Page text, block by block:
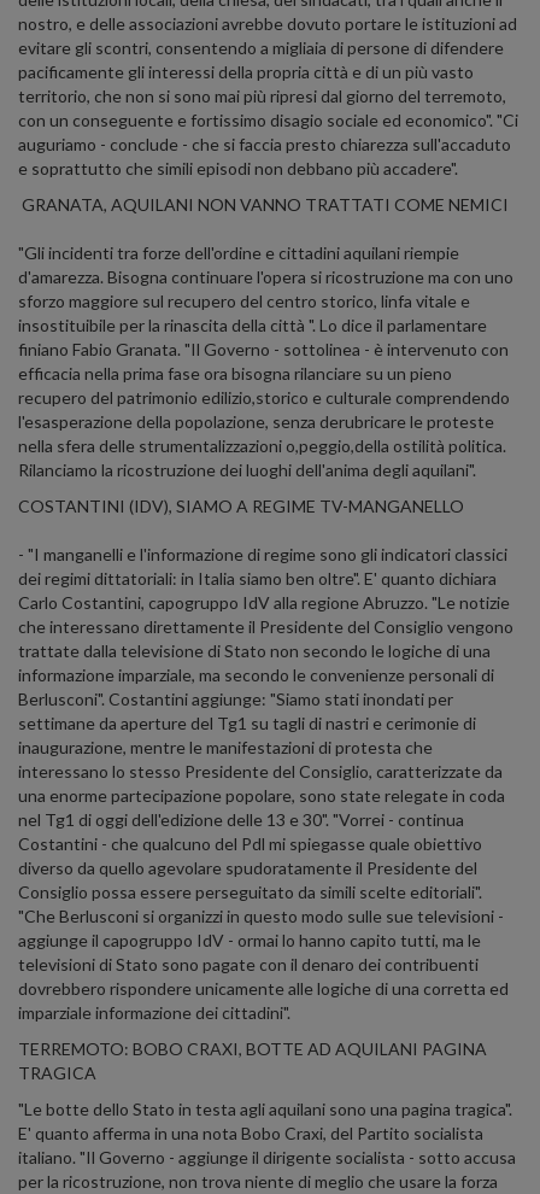
nostro, e delle associazioni avrebbe dovuto portare le istituzioni ad
evitare gli scontri, consentendo a migliaia di persone di difendere
pacificamente gli interessi della propria città e di un più vasto
territorio, che non si sono mai più ripresi dal giorno del terremoto,
con un conseguente e fortissimo disagio sociale ed economico". "Ci
auguriamo - conclude - che si faccia presto chiarezza sull'accaduto
e soprattutto che simili episodi non debbano più accadere".
GRANATA, AQUILANI NON VANNO TRATTATI COME NEMICI
"Gli incidenti tra forze dell'ordine e cittadini aquilani riempie
d'amarezza. Bisogna continuare l'opera si ricostruzione ma con uno
sforzo maggiore sul recupero del centro storico, linfa vitale e
insostituibile per la rinascita della città ". Lo dice il parlamentare
finiano Fabio Granata. "Il Governo - sottolinea - è intervenuto con
efficacia nella prima fase ora bisogna rilanciare su un pieno
recupero del patrimonio edilizio,storico e culturale comprendendo
l'esasperazione della popolazione, senza derubricare le proteste
nella sfera delle strumentalizzazioni o,peggio,della ostilità politica.
Rilanciamo la ricostruzione dei luoghi dell'anima degli aquilani".
COSTANTINI (IDV), SIAMO A REGIME TV-MANGANELLO
- "I manganelli e l'informazione di regime sono gli indicatori classici
dei regimi dittatoriali: in Italia siamo ben oltre". E' quanto dichiara
Carlo Costantini, capogruppo IdV alla regione Abruzzo. "Le notizie
che interessano direttamente il Presidente del Consiglio vengono
trattate dalla televisione di Stato non secondo le logiche di una
informazione imparziale, ma secondo le convenienze personali di
Berlusconi". Costantini aggiunge: "Siamo stati inondati per
settimane da aperture del Tg1 su tagli di nastri e cerimonie di
inaugurazione, mentre le manifestazioni di protesta che
interessano lo stesso Presidente del Consiglio, caratterizzate da
una enorme partecipazione popolare, sono state relegate in coda
nel Tg1 di oggi dell'edizione delle 13 e 30". "Vorrei - continua
Costantini - che qualcuno del Pdl mi spiegasse quale obiettivo
diverso da quello agevolare spudoratamente il Presidente del
Consiglio possa essere perseguitato da simili scelte editoriali".
"Che Berlusconi si organizzi in questo modo sulle sue televisioni -
aggiunge il capogruppo IdV - ormai lo hanno capito tutti, ma le
televisioni di Stato sono pagate con il denaro dei contribuenti
dovrebbero rispondere unicamente alle logiche di una corretta ed
imparziale informazione dei cittadini".
TERREMOTO: BOBO CRAXI, BOTTE AD AQUILANI PAGINA
TRAGICA
"Le botte dello Stato in testa agli aquilani sono una pagina tragica".
E' quanto afferma in una nota Bobo Craxi, del Partito socialista
italiano. "Il Governo - aggiunge il dirigente socialista - sotto accusa
per la ricostruzione, non trova niente di meglio che usare la forza